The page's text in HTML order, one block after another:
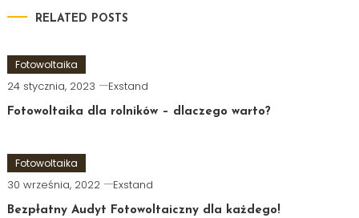
RELATED POSTS
Fotowoltaika
24 stycznia, 2023 Exstand
Fotowoltaika dla rolników – dlaczego warto?
Fotowoltaika
30 września, 2022 Exstand
Bezpłatny Audyt Fotowoltaiczny dla każdego!